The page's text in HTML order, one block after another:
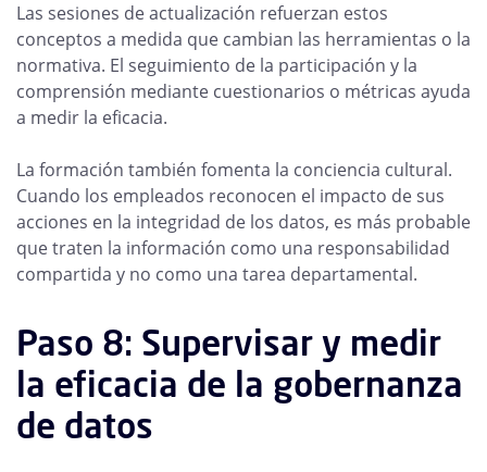
Las sesiones de actualización refuerzan estos
conceptos a medida que cambian las herramientas o la
normativa. El seguimiento de la participación y la
comprensión mediante cuestionarios o métricas ayuda
a medir la eficacia.
La formación también fomenta la conciencia cultural.
Cuando los empleados reconocen el impacto de sus
acciones en la integridad de los datos, es más probable
que traten la información como una responsabilidad
compartida y no como una tarea departamental.
Paso 8: Supervisar y medir
la eficacia de la gobernanza
de datos